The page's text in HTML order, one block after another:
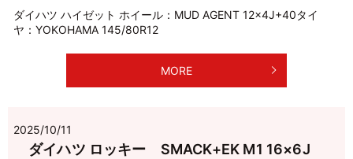
ダイハツ ハイゼット ホイール：MUD AGENT 12×4J+40タイ
ヤ：YOKOHAMA 145/80R12
MORE
2025/10/11
ダイハツ ロッキー SMACK+EK M1 16×6J